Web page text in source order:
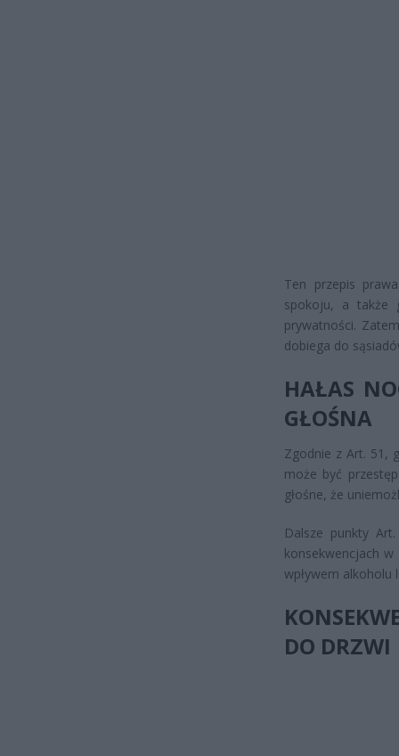
Ten przepis
spokoju, a także
prywatności.
dobiega do
HAŁAS
GŁOŚNA
Zgodnie z Art. 51,
może być
głośne, że
Dalsze punkty
konsekwencjach
wpływem alkoholu
DO DRZWI